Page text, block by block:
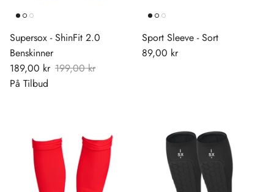
Supersox - ShinFit 2.0
Benskinner
189,00 kr 199,00 kr
På Tilbud
Sport Sleeve - Sort
89,00 kr